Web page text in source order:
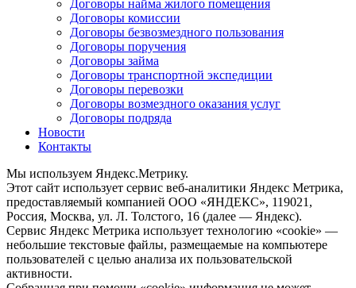
Договоры найма жилого помещения
Договоры комиссии
Договоры безвозмездного пользования
Договоры поручения
Договоры займа
Договоры транспортной экспедиции
Договоры перевозки
Договоры возмездного оказания услуг
Договоры подряда
Новости
Контакты
Мы используем Яндекс.Метрику.
Этот сайт использует сервис веб-аналитики Яндекс Метрика,
предоставляемый компанией ООО «ЯНДЕКС», 119021,
Россия, Москва, ул. Л. Толстого, 16 (далее — Яндекс).
Сервис Яндекс Метрика использует технологию «cookie» —
небольшие текстовые файлы, размещаемые на компьютере
пользователей с целью анализа их пользовательской
активности.